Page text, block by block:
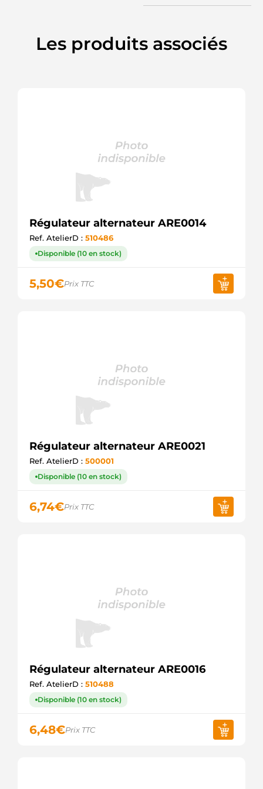
Les produits associés
Régulateur alternateur ARE0014
Ref. AtelierD : 510486
Disponible (10 en stock)
5,50€Prix TTC
Régulateur alternateur ARE0021
Ref. AtelierD : 500001
Disponible (10 en stock)
6,74€Prix TTC
Régulateur alternateur ARE0016
Ref. AtelierD : 510488
Disponible (10 en stock)
6,48€Prix TTC